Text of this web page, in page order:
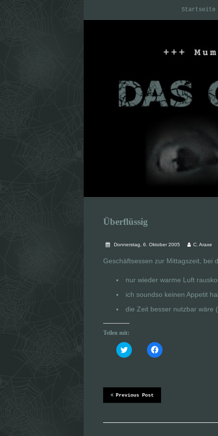
Startseite
Überflüssig
Donnerstag, 6. Oktober 2005 C. Araxe
Geschäftsessen zur Mittagszeit, bei
nur wieder warme Luft
ich soundso keinen Appetit
die Zeit besser nutzbar wäre
Teilen mit:
K
l
m
ü
w
K
l
m
c
Previous Post